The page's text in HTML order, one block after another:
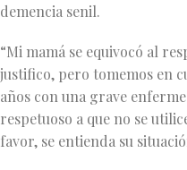
demencia senil.
“Mi mamá se equivocó al
justifico, pero tomemos en
años con una grave
respetuoso a que no se
favor, se entienda su